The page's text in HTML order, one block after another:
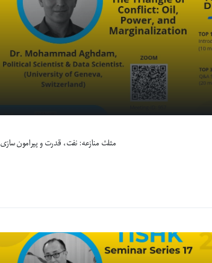
مثلث منازعه: نفت، قدرت و پیرامون سازی